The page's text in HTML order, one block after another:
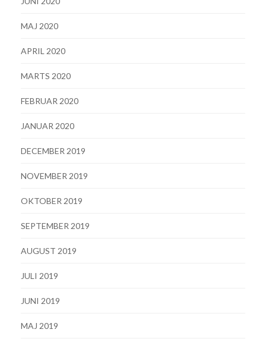
MAJ 2020
APRIL 2020
MARTS 2020
FEBRUAR 2020
JANUAR 2020
DECEMBER 2019
NOVEMBER 2019
OKTOBER 2019
SEPTEMBER 2019
AUGUST 2019
JULI 2019
JUNI 2019
MAJ 2019